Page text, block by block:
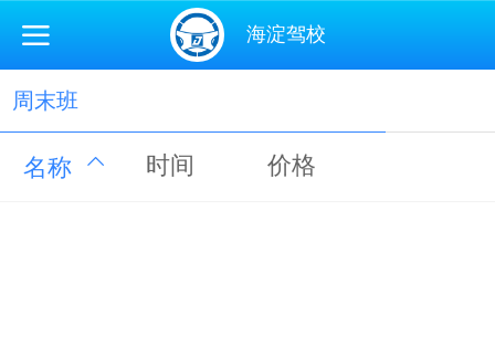
海淀驾校
周末班
名称 时间 价格